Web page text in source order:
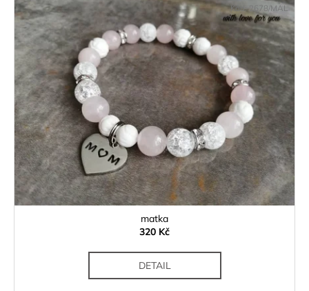
matka
320 Kč
DETAIL
Kód:2678/MAL